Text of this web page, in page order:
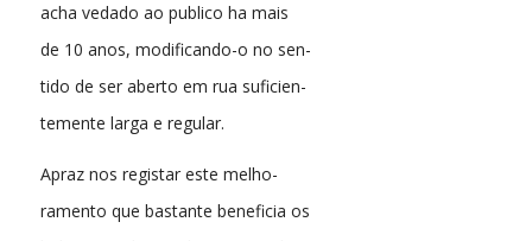
acha vedado ao publico ha mais
de 10 anos, modificando-o no sen-
tido de ser aberto em rua suficien-
temente larga e regular.
Apraz nos registar este melho-
ramento que bastante beneficia os